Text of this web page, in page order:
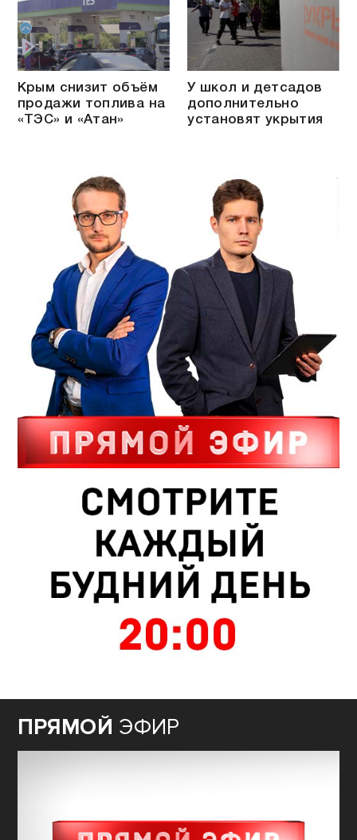
Крым снизит объём
продажи топлива на
«ТЭС» и «Атан»
У школ и детсадов
дополнительно
установят укрытия
ПРЯМОЙ ЭФИР